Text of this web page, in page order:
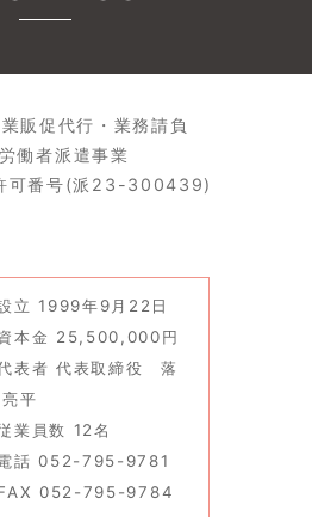
販促代行・業務請負
働者派遣事業
可番号(派23-300439)
立 1999年9月22日
本金 25,500,000円
表者 代表取締役 落
平
業員数 12名
話 052-795-9781
052-795-9784